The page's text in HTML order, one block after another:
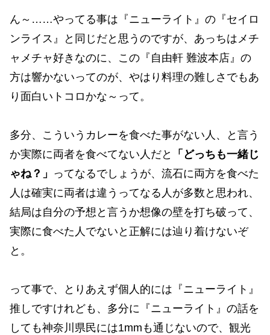
ん～……やってる事は『ニューライト』の『セイロ
ンライス』と同じだと思うのですが、あっちはメチ
ャメチャ好きなのに、この『自由軒 難波本店』の
方は響かないってのが、やはり料理の難しさでもあ
り面白いトコロかな～って。
多分、こういうカレーを食べた事がない人、と言う
か実際に両者を食べてない人だと
「どっちも一緒じ
ゃね？」 ってなるでしょうが、流石に両方を食べた
人は確実に両者は違うってなる人が多数と思われ、
結局は自分の予想と言うか想像の壁を打ち破って、
実際に食べた人でないと正解には辿り着けないぞ
と。
って事で、とりあえず個人的には『ニューライト』
推しですけれども、多分に『ニューライト』の話を
しても神奈川県民には1mmも通じないので、観光